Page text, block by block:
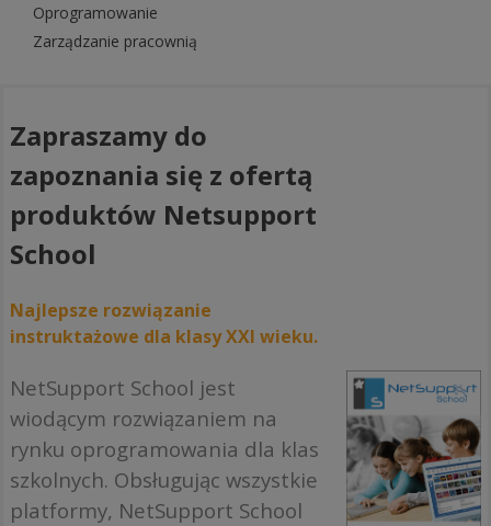
Oprogramowanie
Zarządzanie pracownią
Zapraszamy do
zapoznania się z ofertą
produktów Netsupport
School
Najlepsze rozwiązanie
instruktażowe dla klasy XXI wieku.
NetSupport School jest
wiodącym rozwiązaniem na
rynku oprogramowania dla klas
szkolnych. Obsługując wszystkie
platformy, NetSupport School